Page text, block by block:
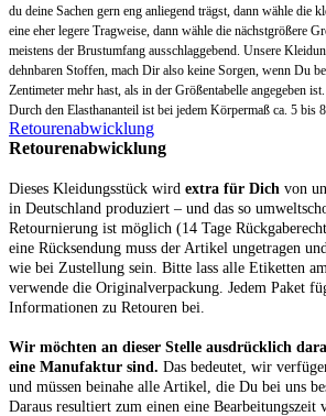
du deine Sachen gern eng anliegend trägst, dann wähle die
eine eher legere Tragweise, dann wähle die nächstgrößere
meistens der Brustumfang ausschlaggebend. Unsere
dehnbaren Stoffen, mach Dir also keine Sorgen, wenn Du
Zentimeter mehr hast, als in der Größentabelle angegeben
Durch den Elasthananteil ist bei jedem Körpermaß ca. 5 bis
Retourenabwicklung
Retourenabwicklung
Dieses Kleidungsstück wird extra für Dich von
in Deutschland produziert – und das so
Retournierung ist möglich (14 Tage
eine Rücksendung muss der Artikel ungetragen
wie bei Zustellung sein. Bitte lass alle Etiketten
verwende die Originalverpackung. Jedem Paket
Informationen zu Retouren bei.
Wir möchten an dieser Stelle ausdrücklich
eine Manufaktur sind. Das bedeutet, wir
und müssen beinahe alle Artikel, die Du bei uns
Daraus resultiert zum einen eine Bearbeitungszeit